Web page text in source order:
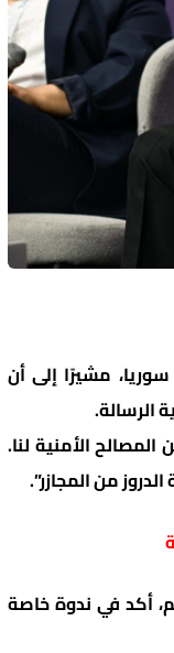
مشيرًا إلى أن
الرسالة.
الأمنية لنا.
من المجازر”.
أكد في ندوة خاصة